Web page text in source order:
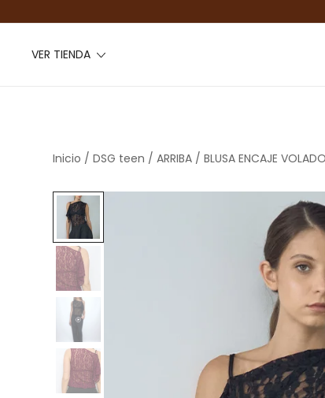
VER TIENDA
Inicio / DSG teen / ARRIBA / BLUSA ENCAJE